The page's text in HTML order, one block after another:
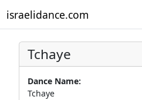
israelidance.com
Tchaye
Dance Name:
Tchaye